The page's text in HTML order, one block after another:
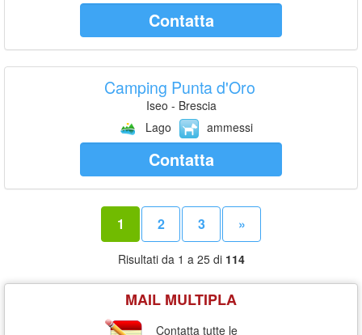
Contatta
Camping Punta d'Oro
Iseo - Brescia
Lago
ammessi
Contatta
1 2 3 »
Risultati da 1 a 25 di 114
MAIL MULTIPLA
Contatta tutte le